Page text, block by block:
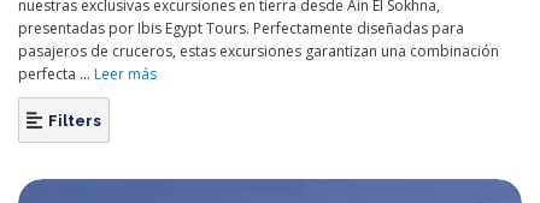
nuestras exclusivas excursiones en tierra desde Ain El Sokhna,
presentadas por Ibis Egypt Tours. Perfectamente diseñadas para
pasajeros de cruceros, estas excursiones garantizan una combinación
perfecta ... Leer más
Filters